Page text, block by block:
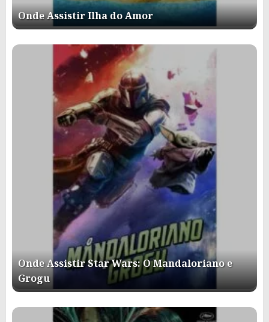
Onde Assistir Ilha do Amor
Onde Assistir Star Wars: O Mandaloriano e
Grogu